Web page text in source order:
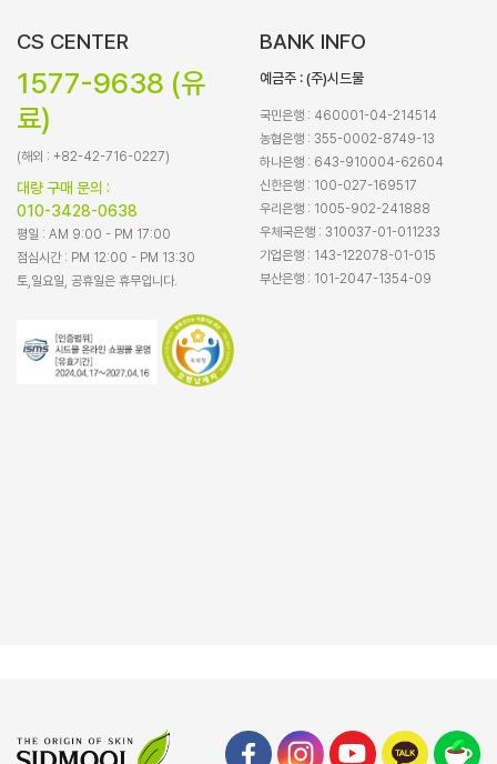
CS CENTER
1577-9638 (유
료)
(해외 : +82-42-716-0227)
대량 구매 문의 :
010-3428-0638
평일 : AM 9:00 - PM 17:00
점심시간 : PM 12:00 - PM 13:30
토,일요일, 공휴일은 휴무입니다.
BANK INFO
예금주 : (주)시드물
국민은행 : 460001-04-214514
농협은행 : 355-0002-8749-13
하나은행 : 643-910004-62604
신한은행 : 100-027-169517
우리은행 : 1005-902-241888
우체국은행 : 310037-01-011233
기업은행 : 143-122078-01-015
부산은행 : 101-2047-1354-09